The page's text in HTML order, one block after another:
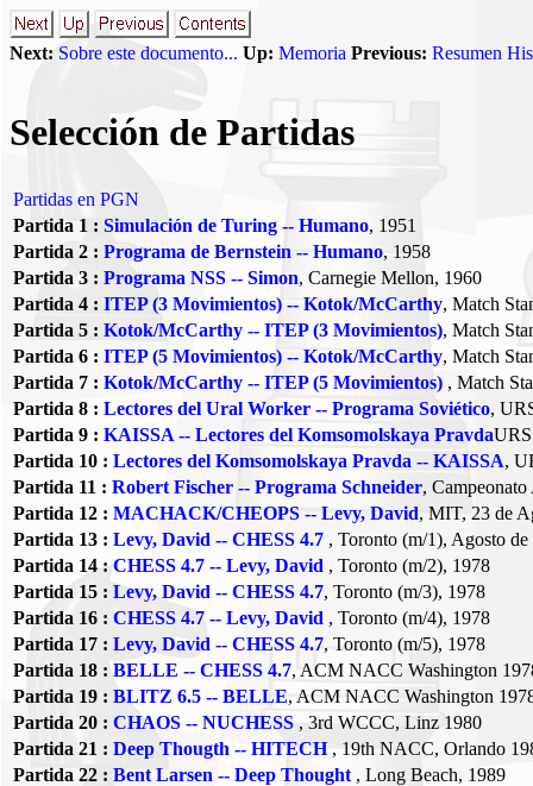
Next: Sobre este documento... Up: Memoria Previous: Resumen
Selección de Partidas
Partidas en PGN
Partida 1 : Simulación de Turing -- Humano, 1951
Partida 2 : Programa de Bernstein -- Humano, 1958
Partida 3 : Programa NSS -- Simon, Carnegie Mellon, 1960
Partida 4 : ITEP (3 Movimientos) -- Kotok/McCarthy, Match
Partida 5 : Kotok/McCarthy -- ITEP (3 Movimientos), Match
Partida 6 : ITEP (5 Movimientos) -- Kotok/McCarthy, Match
Partida 7 : Kotok/McCarthy -- ITEP (5 Movimientos) , Match
Partida 8 : Lectores del Ural Worker -- Programa Soviético,
Partida 9 : KAISSA -- Lectores del Komsomolskaya Pravda
Partida 10 : Lectores del Komsomolskaya Pravda -- KAISSA,
Partida 11 : Robert Fischer -- Programa Schneider,
Partida 12 : MACHACK/CHEOPS -- Levy, David, MIT, 23 de
Partida 13 : Levy, David -- CHESS 4.7 , Toronto (m/1), Agosto de
Partida 14 : CHESS 4.7 -- Levy, David , Toronto (m/2), 1978
Partida 15 : Levy, David -- CHESS 4.7, Toronto (m/3), 1978
Partida 16 : CHESS 4.7 -- Levy, David , Toronto (m/4), 1978
Partida 17 : Levy, David -- CHESS 4.7, Toronto (m/5), 1978
Partida 18 : BELLE -- CHESS 4.7, ACM NACC Washington
Partida 19 : BLITZ 6.5 -- BELLE, ACM NACC Washington
Partida 20 : CHAOS -- NUCHESS , 3rd WCCC, Linz 1980
Partida 21 : Deep Thougth -- HITECH, 19th NACC, Orlando
Partida 22 : Bent Larsen -- Deep Thought , Long Beach, 1989